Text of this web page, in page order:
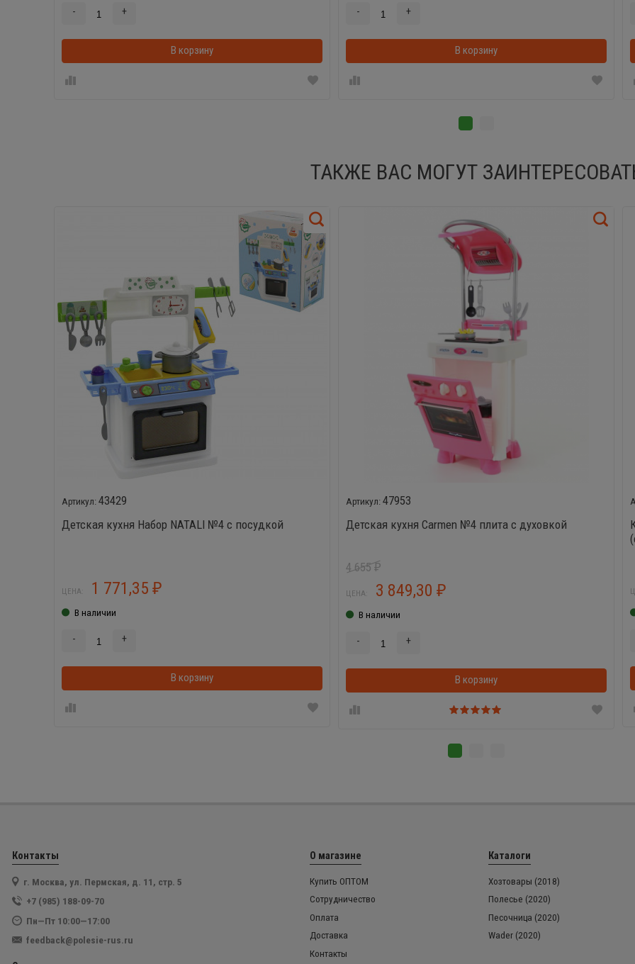
- +
В корзину В корзинке
- +
В корзину
ТАКЖЕ ВАС МОГУТ
43429
Детская кухня Набор NATALI №4 с посудкой
ЦЕНА: 1 771,35 ₽
В наличии
- +
В корзину В корзинке
47953
Детская кухня Carmen №4 плита с духовкой
4 655₽
ЦЕНА: 3 849,30 ₽
В наличии
- +
В корзину
Контакты
г. Москва, ул. Пермская, д. 11, стр. 5
+7 (985) 188-09-70
Пн—Пт 10:00—17:00
feedback@polesie-rus.ru
О магазине
Купить ОПТОМ
Сотрудничество
Оплата
Доставка
Контакты
Каталоги
Хозтовары (2018)
Полесье (2020)
Песочница (2020)
Wader (2020)